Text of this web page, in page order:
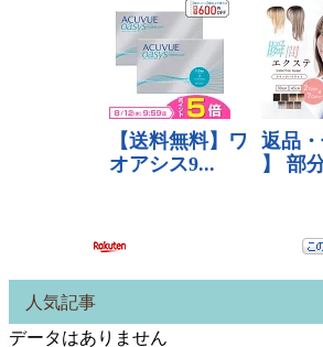
人気記事
データはありません